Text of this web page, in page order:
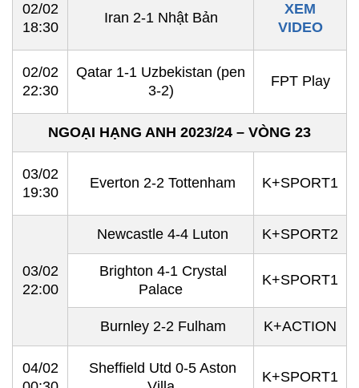
02/02
18:30
Iran 2-1 Nhật Bản
XEM
VIDEO
02/02
22:30
Qatar 1-1 Uzbekistan (pen
3-2)
FPT Play
NGOẠI HẠNG ANH 2023/24 – VÒNG 23
03/02
19:30
Everton 2-2 Tottenham K+SPORT1
03/02
22:00
Newcastle 4-4 Luton K+SPORT2
Brighton 4-1 Crystal
Palace
K+SPORT1
Burnley 2-2 Fulham K+ACTION
04/02
Sheffield Utd 0-5 Aston
K+SPORT1